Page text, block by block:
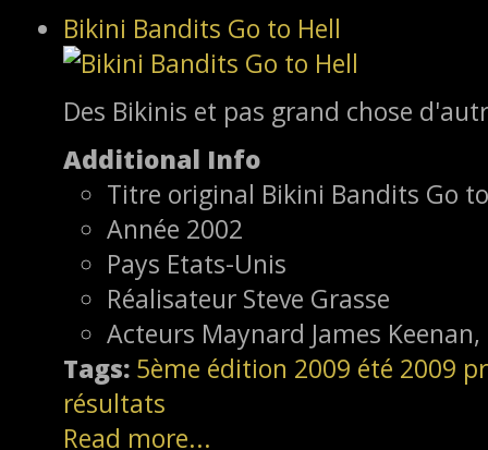
Bikini Bandits Go to Hell
Des Bikinis et pas grand chose
Additional Info
Titre original Bikini Bandits Go
Année 2002
Pays Etats-Unis
Réalisateur Steve Grasse
Acteurs Maynard James
Tags: 5ème édition 2009 été 2009
résultats
Read more...